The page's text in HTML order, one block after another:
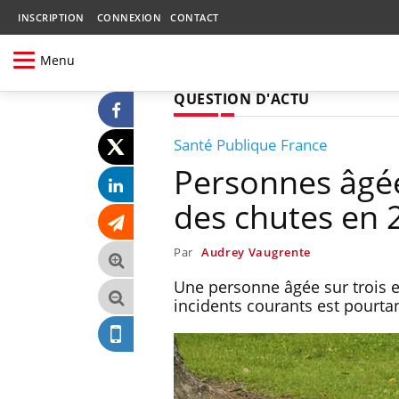
INSCRIPTION CONNEXION CONTACT
Menu
QUESTION D'ACTU
Santé Publique France
Personnes
des chutes en
Par Audrey Vaugrente
Une personne âgée sur trois
incidents courants est